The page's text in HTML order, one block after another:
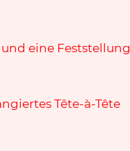
eine Feststellung
Tête-à-Tête